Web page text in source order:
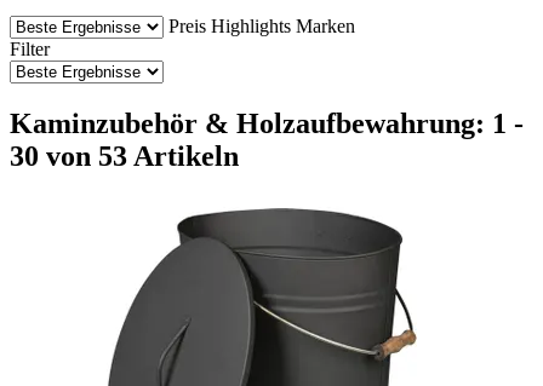
Preis Highlights Marken
Filter
Kaminzubehör & Holzaufbewahrung: 1 -
30 von 53 Artikeln